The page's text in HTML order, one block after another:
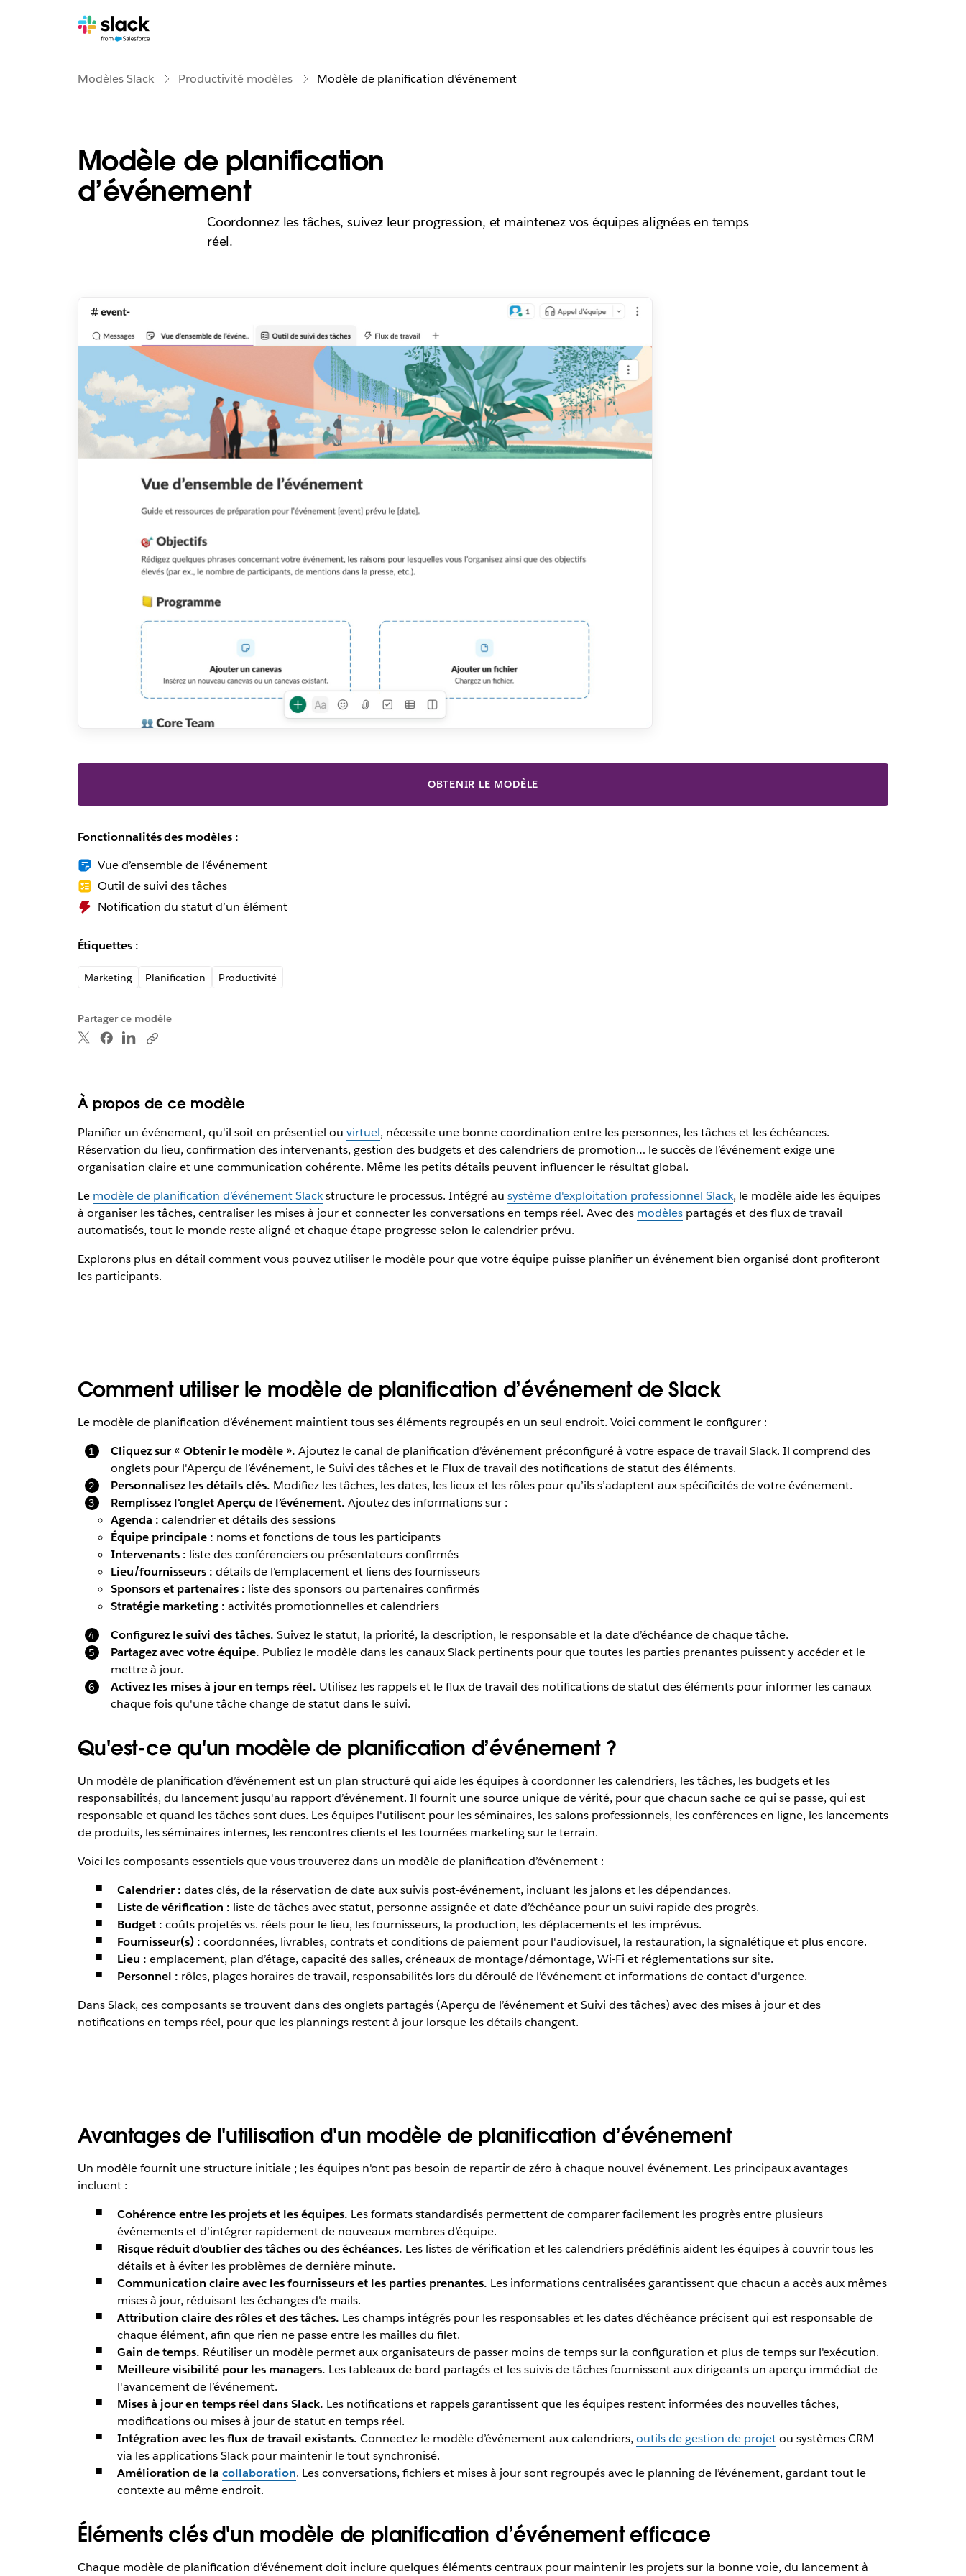
Modèles Slack Productivité modèles Modèle de planification d’événement
Modèle de planification
d’événement
Coordonnez les tâches, suivez leur progression, et maintenez vos équipes alignées en temps
réel.
OBTENIR LE MODÈLE
Fonctionnalités des modèles :
Vue d’ensemble de l’événement
Outil de suivi des tâches
Notification du statut d’un élément
Étiquettes :
Marketing Planification Productivité
Partager ce modèle
À propos de ce modèle
Planifier un événement, qu'il soit en présentiel ou virtuel, nécessite une bonne coordination entre les personnes, les tâches et les échéances.
Réservation du lieu, confirmation des intervenants, gestion des budgets et des calendriers de promotion… le succès de l’événement exige une
organisation claire et une communication cohérente. Même les petits détails peuvent influencer le résultat global.
Le modèle de planification d’événement Slackstructure le processus. Intégré au système d'exploitation professionnel Slack, le modèle aide les équipes
à organiser les tâches, centraliser les mises à jour et connecter les conversations en temps réel. Avec des modèlespartagés et des flux de travail
automatisés, tout le monde reste aligné et chaque étape progresse selon le calendrier prévu.
Explorons plus en détail comment vous pouvez utiliser le modèle pour que votre équipe puisse planifier un événement bien organisé dont profiteront
les participants.
Comment utiliser le modèle de planification d’événement de Slack
Le modèle de planification d’événement maintient tous ses éléments regroupés en un seul endroit. Voici comment le configurer :
Cliquez sur « Obtenir le modèle ». Ajoutez le canal de planification d’événement préconfiguré à votre espace de travail Slack. Il comprend des
onglets pour l'Aperçu de l’événement, le Suivi des tâches et le Flux de travail des notifications de statut des éléments.
Personnalisez les détails clés. Modifiez les tâches, les dates, les lieux et les rôles pour qu’ils s’adaptent aux spécificités de votre événement.
Remplissez l'onglet Aperçu de l’événement. Ajoutez des informations sur :
Agenda : calendrier et détails des sessions
Équipe principale : noms et fonctions de tous les participants
Intervenants : liste des conférenciers ou présentateurs confirmés
Lieu/fournisseurs : détails de l'emplacement et liens des fournisseurs
Sponsors et partenaires : liste des sponsors ou partenaires confirmés
Stratégie marketing : activités promotionnelles et calendriers
Configurez le suivi des tâches. Suivez le statut, la priorité, la description, le responsable et la date d’échéance de chaque tâche.
Partagez avec votre équipe. Publiez le modèle dans les canaux Slack pertinents pour que toutes les parties prenantes puissent y accéder et le
mettre à jour.
Activez les mises à jour en temps réel. Utilisez les rappels et le flux de travail des notifications de statut des éléments pour informer les canaux
chaque fois qu'une tâche change de statut dans le suivi.
Qu'est-ce qu'un modèle de planification d’événement ?
Un modèle de planification d’événement est un plan structuré qui aide les équipes à coordonner les calendriers, les tâches, les budgets et les
responsabilités, du lancement jusqu'au rapport d’événement. Il fournit une source unique de vérité, pour que chacun sache ce qui se passe, qui est
responsable et quand les tâches sont dues. Les équipes l'utilisent pour les séminaires, les salons professionnels, les conférences en ligne, les lancements
de produits, les séminaires internes, les rencontres clients et les tournées marketing sur le terrain.
Voici les composants essentiels que vous trouverez dans un modèle de planification d’événement :
Calendrier : dates clés, de la réservation de date aux suivis post-événement, incluant les jalons et les dépendances.
Liste de vérification : liste de tâches avec statut, personne assignée et date d’échéance pour un suivi rapide des progrès.
Budget : coûts projetés vs. réels pour le lieu, les fournisseurs, la production, les déplacements et les imprévus.
Fournisseur(s) : coordonnées, livrables, contrats et conditions de paiement pour l'audiovisuel, la restauration, la signalétique et plus encore.
Lieu : emplacement, plan d’étage, capacité des salles, créneaux de montage/démontage, Wi-Fi et réglementations sur site.
Personnel : rôles, plages horaires de travail, responsabilités lors du déroulé de l’événement et informations de contact d'urgence.
Dans Slack, ces composants se trouvent dans des onglets partagés (Aperçu de l’événement et Suivi des tâches) avec des mises à jour et des
notifications en temps réel, pour que les plannings restent à jour lorsque les détails changent.
Avantages de l'utilisation d'un modèle de planification d’événement
Un modèle fournit une structure initiale ; les équipes n'ont pas besoin de repartir de zéro à chaque nouvel événement. Les principaux avantages
incluent :
Cohérence entre les projets et les équipes. Les formats standardisés permettent de comparer facilement les progrès entre plusieurs
événements et d'intégrer rapidement de nouveaux membres d’équipe.
Risque réduit d'oublier des tâches ou des échéances. Les listes de vérification et les calendriers prédéfinis aident les équipes à couvrir tous les
détails et à éviter les problèmes de dernière minute.
Communication claire avec les fournisseurs et les parties prenantes. Les informations centralisées garantissent que chacun a accès aux mêmes
mises à jour, réduisant les échanges d'e-mails.
Attribution claire des rôles et des tâches. Les champs intégrés pour les responsables et les dates d’échéance précisent qui est responsable de
chaque élément, afin que rien ne passe entre les mailles du filet.
Gain de temps. Réutiliser un modèle permet aux organisateurs de passer moins de temps sur la configuration et plus de temps sur l'exécution.
Meilleure visibilité pour les managers. Les tableaux de bord partagés et les suivis de tâches fournissent aux dirigeants un aperçu immédiat de
l'avancement de l’événement.
Mises à jour en temps réel dans Slack. Les notifications et rappels garantissent que les équipes restent informées des nouvelles tâches,
modifications ou mises à jour de statut en temps réel.
Intégration avec les flux de travail existants. Connectez le modèle d’événement aux calendriers, outils de gestion de projetou systèmes CRM
via les applications Slack pour maintenir le tout synchronisé.
Amélioration de la collaboration. Les conversations, fichiers et mises à jour sont regroupés avec le planning de l’événement, gardant tout le
contexte au même endroit.
Éléments clés d'un modèle de planification d’événement efficace
Chaque modèle de planification d’événement doit inclure quelques éléments centraux pour maintenir les projets sur la bonne voie, du lancement à